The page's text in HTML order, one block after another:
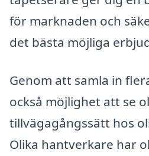
för marknaden och
det bästa möjliga
Genom att samla in
också möjlighet att se
tillvägagångssätt hos
Olika hantverkare har